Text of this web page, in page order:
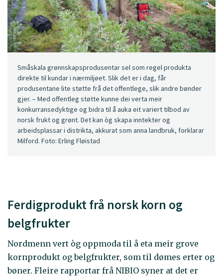
Småskala grønnskapsprodusentar sel som regel produkta
direkte til kundar i nærmiljøet. Slik det er i dag, får
produsentane lite støtte frå det offentlege, slik andre bønder
gjer. – Med offentleg støtte kunne dei verta meir
konkurransedyktige og bidra til å auka eit variert tilbod av
norsk frukt og grønt. Det kan òg skapa inntekter og
arbeidsplassar i distrikta, akkurat som anna landbruk, forklarar
Milford. Foto: Erling Fløistad
Ferdigprodukt frå norsk korn og
belgfrukter
Nordmenn vert òg oppmoda til å eta meir grove
kornprodukt og belgfrukter, som til dømes erter og
bøner. Fleire rapportar frå NIBIO syner at det er